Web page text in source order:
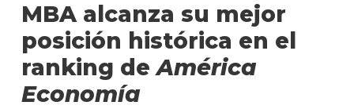
MBA alcanza su mejor
posición histórica en el
ranking deAmérica
Economía